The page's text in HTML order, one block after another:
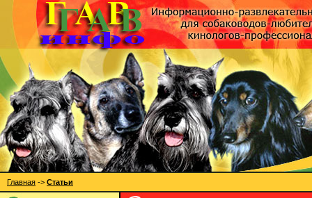
Главная -> Статьи